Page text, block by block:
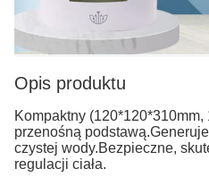
Opis produktu
Kompaktny
przenośną
czystej wody.Bezpieczne,
regulacji ciała.